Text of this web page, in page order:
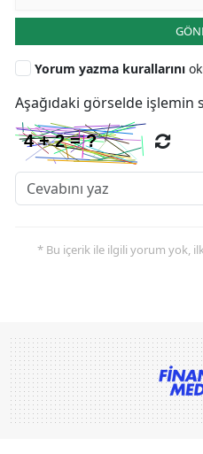
Yorum yazma kurallarını
Aşağıdaki görselde işlemin
* Bu içerik ile ilgili yorum yok,